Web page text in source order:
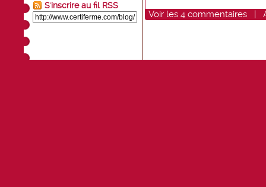
S'inscrire au fil RSS
Voir les 4 commentaires |